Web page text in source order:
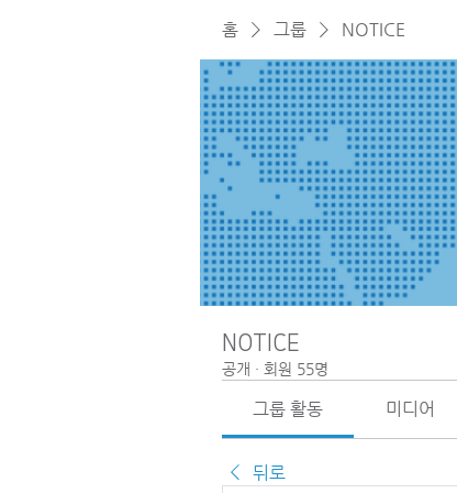
홈 그룹 NOTICE
NOTICE
공개 · 회원 55명
그룹 활동 미디어
뒤로